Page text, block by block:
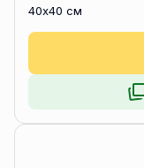
40x40 см